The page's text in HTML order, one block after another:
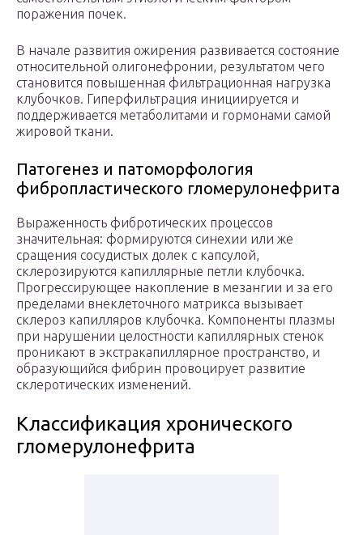
поражения почек.
В начале развития ожирения развивается состояние
относительной олигонефронии, результатом чего
становится повышенная фильтрационная нагрузка
клубочков. Гиперфильтрация инициируется и
поддерживается метаболитами и гормонами самой
жировой ткани.
Патогенез и патоморфология
фибропластического гломерулонефрита
Выраженность фибротических процессов
значительная: формируются синехии или же
сращения сосудистых долек с капсулой,
склерозируются капиллярные петли клубочка.
Прогрессирующее накопление в мезангии и за его
пределами внеклеточного матрикса вызывает
склероз капилляров клубочка. Компоненты плазмы
при нарушении целостности капиллярных стенок
проникают в экстракапиллярное пространство, и
образующийся фибрин провоцирует развитие
склеротических изменений.
Классификация хронического
гломерулонефрита